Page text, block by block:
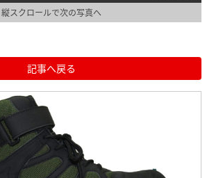
縦スクロールで次の写真へ
記事へ戻る